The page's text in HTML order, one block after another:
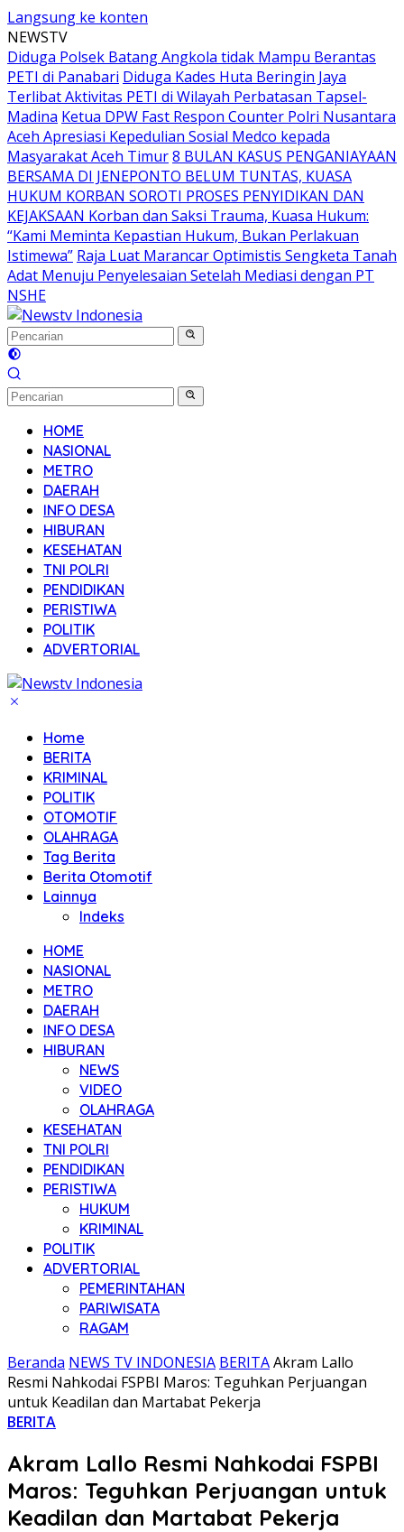
Langsung ke konten
NEWSTV
Diduga Polsek Batang Angkola tidak Mampu Berantas
PETI di Panabari Diduga Kades Huta Beringin Jaya
Terlibat Aktivitas PETI di Wilayah Perbatasan Tapsel-
Madina Ketua DPW Fast Respon Counter Polri Nusantara
Aceh Apresiasi Kepedulian Sosial Medco kepada
Masyarakat Aceh Timur8 BULAN KASUS PENGANIAYAAN
BERSAMA DI JENEPONTO BELUM TUNTAS, KUASA
HUKUM KORBAN SOROTI PROSES PENYIDIKAN DAN
KEJAKSAAN Korban dan Saksi Trauma, Kuasa Hukum:
“Kami Meminta Kepastian Hukum, Bukan Perlakuan
Istimewa” Raja Luat Marancar Optimistis Sengketa Tanah
Adat Menuju Penyelesaian Setelah Mediasi dengan PT
NSHE
HOME
NASIONAL
METRO
DAERAH
INFO DESA
HIBURAN
KESEHATAN
TNI POLRI
PENDIDIKAN
PERISTIWA
POLITIK
ADVERTORIAL
Home
BERITA
KRIMINAL
POLITIK
OTOMOTIF
OLAHRAGA
Tag Berita
Berita Otomotif
Lainnya
Indeks
HOME
NASIONAL
METRO
DAERAH
INFO DESA
HIBURAN
NEWS
VIDEO
OLAHRAGA
KESEHATAN
TNI POLRI
PENDIDIKAN
PERISTIWA
HUKUM
KRIMINAL
POLITIK
ADVERTORIAL
PEMERINTAHAN
PARIWISATA
RAGAM
Beranda NEWS TV INDONESIA BERITAAkram Lallo
Resmi Nahkodai FSPBI Maros: Teguhkan Perjuangan
untuk Keadilan dan Martabat Pekerja
BERITA
Akram Lallo Resmi Nahkodai FSPBI
Maros: Teguhkan Perjuangan untuk
Keadilan dan Martabat Pekerja